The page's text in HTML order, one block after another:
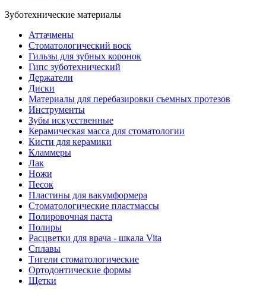
Зуботехнические материалы
Аттачмены
Стоматологический воск
Гильзы для зубных коронок
Гипс зуботехнический
Держатели
Диски
Материалы для перебазировки съемных протезов
Инструменты
Зубы искусственные
Керамическая масса для стоматологии
Кисти для керамики
Кламмеры
Лак
Ножи
Песок
Пластины для вакумформера
Стоматологические пластмассы
Полировочная паста
Полиры
Расцветки для врача - шкала Vita
Сплавы
Тигели стоматологические
Ортодонтические формы
Щетки